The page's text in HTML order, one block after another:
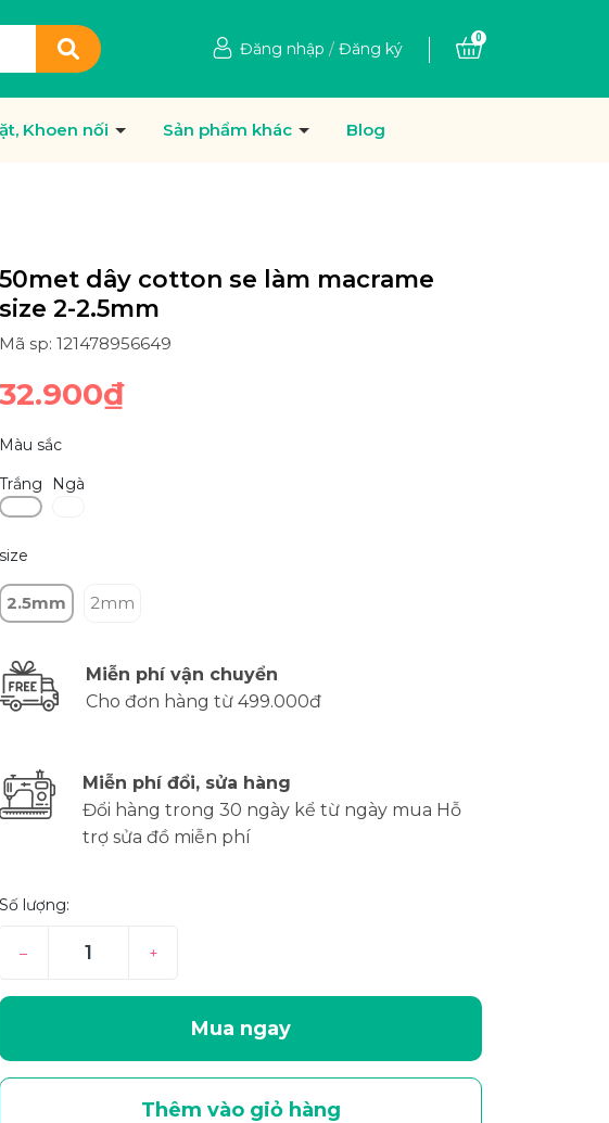
Đăng nhập / Đăng ký
0
Khoen nối Sản phẩm khác Blog
50met dây cotton se làm macrame
size 2-2.5mm
Mã sp: 121478956649
32.900₫
Màu sắc
Trắng
Ngà
size
2.5mm 2mm
Miễn phí vận chuyển
Cho đơn hàng từ 499.000đ
Miễn phí đổi, sửa hàng
Đổi hàng trong 30 ngày kể từ ngày mua Hỗ
trợ sửa đồ miễn phí
Số lượng:
– +
Mua ngay
Thêm vào giỏ hàng